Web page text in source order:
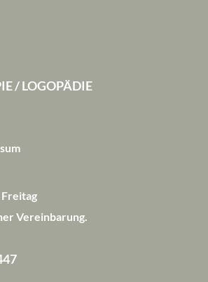
/ LOGOPÄDIE
Vereinbarung.